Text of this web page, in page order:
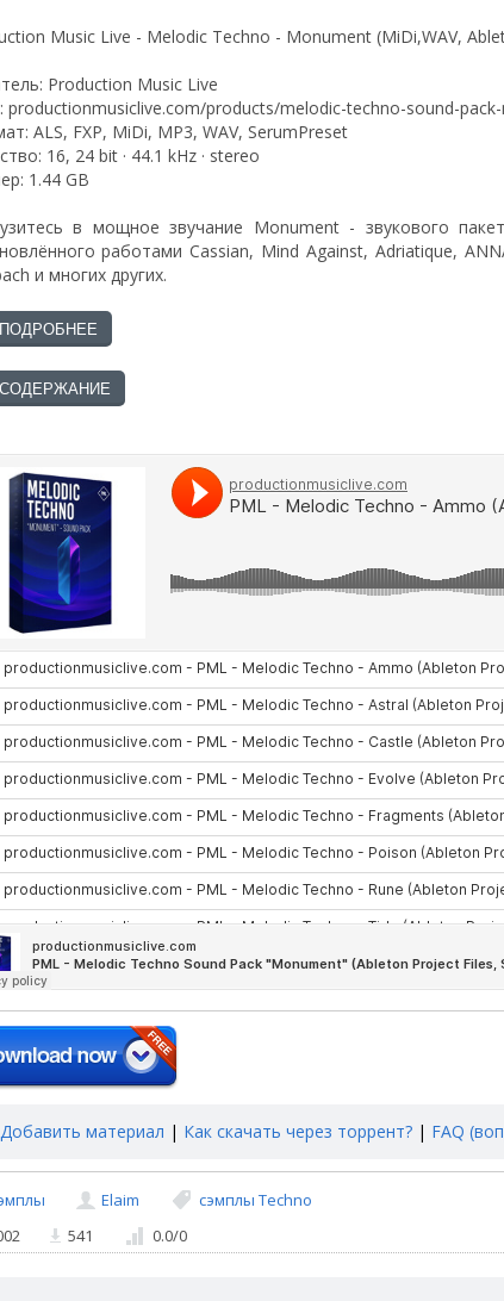
Music Live - Melodic Techno - Monument (MiDi,WAV,
Production Music Live
productionmusiclive.com/products/melodic-techno-sound-
ALS, FXP, MiDi, MP3, WAV, SerumPreset
16, 24 bit · 44.1 kHz · stereo
1.44 GB
в мощное звучание Monument - звукового
работами Cassian, Mind Against, Adriatique,
и многих других.
Добавить материал | Как скачать через торрент? | FAQ
Elaim
сэмплы Techno
541 0.0/0